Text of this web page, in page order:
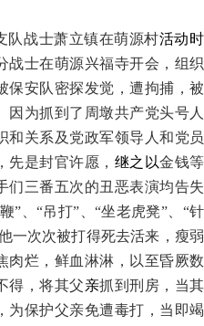
队战士萧立镇在萌源村活动时
战士在萌源兴福寺开会，组织
保安队密探发觉，遭拘捕，被
因为抓到了周墩共产党头号人
和关系 及党政军领导人和党员
先是封官许愿， 继之以金钱等
们三番五次的丑恶表演均告失
”、“吊打”、“坐老虎凳”、“针
一次次被打得死去活来，瘦弱
肉烂，鲜血淋淋，以至昏厥数
得，将其父亲抓到刑房，当其
为保护父亲免遭毒打，当即竭